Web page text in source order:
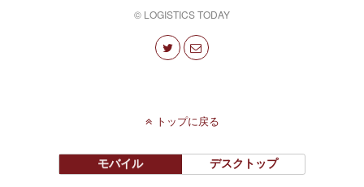
© LOGISTICS TODAY
トップに戻る
モバイル デスクトップ